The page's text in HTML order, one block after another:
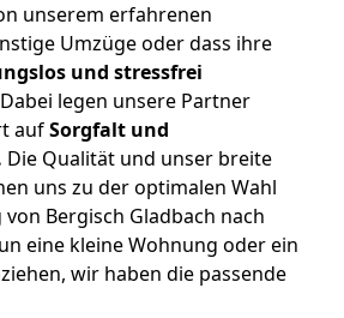
unserem erfahrenen
Umzüge oder dass ihre
und stressfrei
legen unsere Partner
aufSorgfalt und
Die Qualität und unser breite
uns zu der optimalen Wahl
Bergisch Gladbach nach
eine kleine Wohnung oder ein
wir haben die passende